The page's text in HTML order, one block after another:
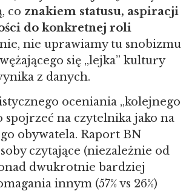
co znakiem statusu, aspiracji
do konkretnej roli
nie uprawiamy tu snobizmu
się „lejka” kultury
z danych.
oceniania „kolejnego
spojrzeć na czytelnika jako na
obywatela. Raport BN
czytające (niezależnie od
dwukrotnie bardziej
innym (57% vs 26%)